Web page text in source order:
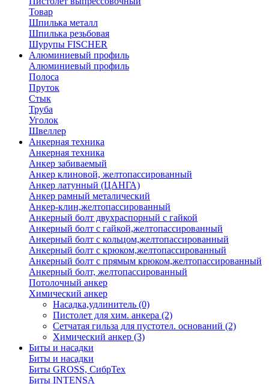
Товар
Шпилька металл
Шпилька резьбовая
Шурупы FISCHER
Алюминиевый профиль
Алюминиевый профиль
Полоса
Пруток
Стык
Труба
Уголок
Швеллер
Анкерная техника
Анкерная техника
Анкер забиваемый
Анкер клиновой, желтопассированный
Анкер латунный (ЦАНГА)
Анкер рамный металический
Анкер-клин,желтопассированный
Анкерный болт двухраспорный с гайкой
Анкерный болт с гайкой,желтопассированный
Анкерный болт с кольцом,желтопассированный
Анкерный болт с крюком,желтопассированный
Анкерный болт с прямым крюком,желтопассированный
Анкерный болт, желтопассированный
Потолочный анкер
Химический анкер
Насадка,удлинитель (0)
Пистолет для хим. анкера (2)
Сетчатая гильза для пустотел. оснований (2)
Химический анкер (3)
Биты и насадки
Биты и насадки
Биты GROSS, СибрТех
Биты INTENSA